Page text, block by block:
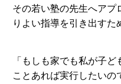
その若い塾の先生へアプ
りよい指導を引き出すた
「もしも家でも私が子
ことあれば実行したいの